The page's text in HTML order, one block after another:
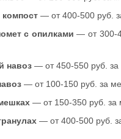
— от 400-500 руб.
с опилками — от 300-
навоз — от 450-550 руб. за
— от 100-150 руб. за
— от 150-350 руб. за
— от 400-500 руб.